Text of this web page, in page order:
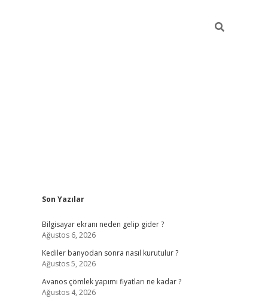
Sidebar
Son Yazılar
Bilgisayar ekranı neden gelip gider ?
Ağustos 6, 2026
Kediler banyodan sonra nasıl kurutulur ?
Ağustos 5, 2026
Avanos çömlek yapımı fiyatları ne kadar ?
Ağustos 4, 2026